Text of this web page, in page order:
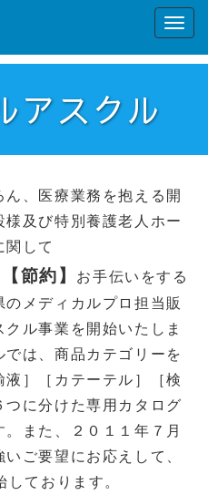
アスクル
、医療業務を抱える開
様及び特別養護老人ホー
して
節約】 お手伝いをする
メディカルプロ担当販
ル事業を開始いたしま
は、商品カテゴリーを
液］［カテーテル］［検
に分けた専用カタログ
また、２０１１年７月
ご要望にお応えして、
ております。